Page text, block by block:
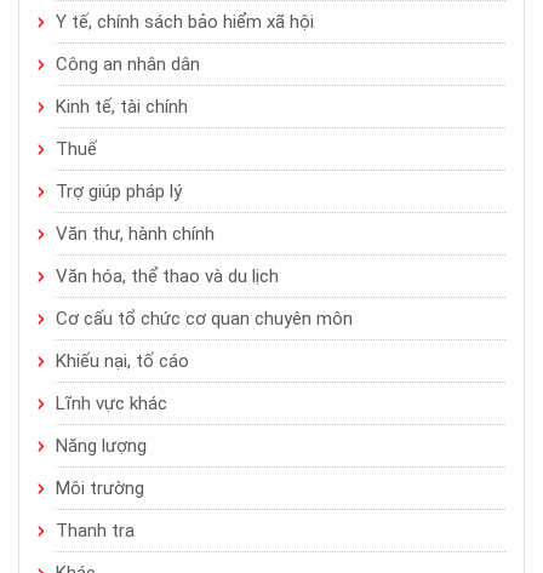
Y tế, chính sách bảo hiểm xã hội
Công an nhân dân
Kinh tế, tài chính
Thuế
Trợ giúp pháp lý
Văn thư, hành chính
Văn hóa, thể thao và du lịch
Cơ cấu tổ chức cơ quan chuyên môn
Khiếu nại, tố cáo
Lĩnh vực khác
Năng lượng
Môi trường
Thanh tra